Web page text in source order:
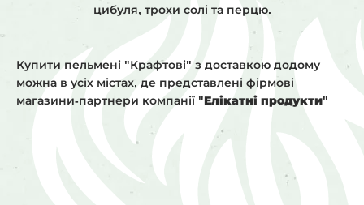
цибуля, трохи солі та перцю.
Купити пельмені "Крафтові" з доставкою додому
можна в усіх містах, де представлені фірмові
магазини-партнери компанії "Елікатні продукти"